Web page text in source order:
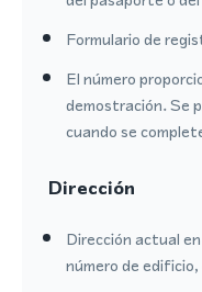
Formulario de
El número
demostración. Se
cuando se
Dirección
Dirección actual
número de